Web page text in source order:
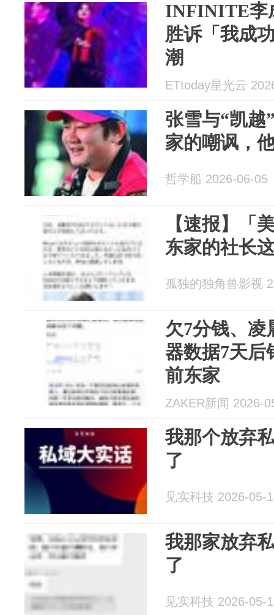
INFINITE李
胜诉「我成
潮
ETtoday星光云
张雪与“凯越
家的嘲讽，
哲学船 2026-06-05
【速报】「
东家的社长
孤独的独角兽影视
欠7分钱、凌
器数据7天后
前东家
ZAKER新闻 2026-
我那个放弃
了
见实科技 2026-05-
我那家放弃
了
见实科技 2026-05-